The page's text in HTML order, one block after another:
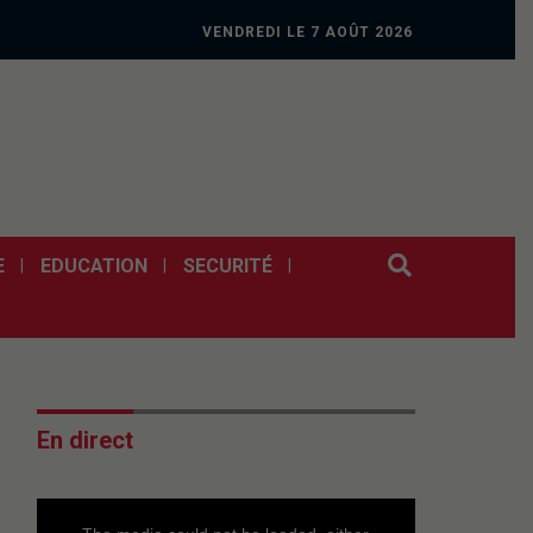
VENDREDI LE 7 AOÛT 2026
EDUCATION SECURITÉ
En direct